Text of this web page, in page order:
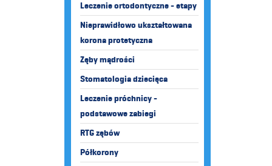
Leczenie ortodontyczne - etapy
Nieprawidłowo ukształtowana
korona protetyczna
Zęby mądrości
Stomatologia dziecięca
Leczenie próchnicy -
podstawowe zabiegi
RTG zębów
Półkorony